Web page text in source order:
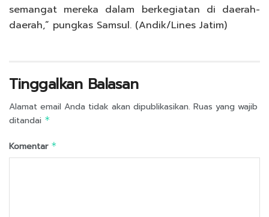
semangat mereka dalam berkegiatan di daerah-
daerah,” pungkas Samsul. (Andik/Lines Jatim)
Tinggalkan Balasan
Alamat email Anda tidak akan dipublikasikan. Ruas yang wajib
ditandai *
Komentar *